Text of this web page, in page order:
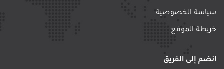
سياسة الخصوصية
خريطة الموقع
انضم إلى الفريق